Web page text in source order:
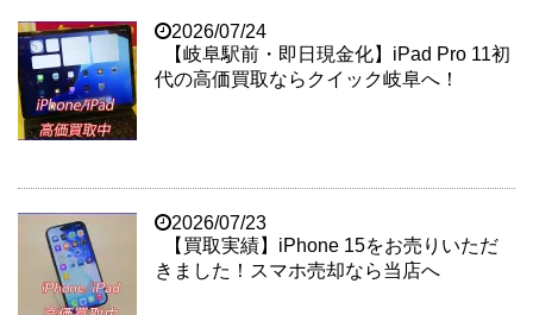
2026/07/24
【岐阜駅前・即日現金化】iPad Pro 11初
代の高価買取ならクイック岐阜へ！
2026/07/23
【買取実績】iPhone 15をお売りいただ
きました！スマホ売却なら当店へ